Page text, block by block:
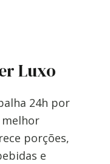
Luxo
24h por
melhor
porções,
e